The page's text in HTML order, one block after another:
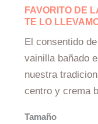
range:
$315.00
$630.00
FAVORITO DE
TE LO
El consentido
vainilla bañado
nuestra
centro y crema
Tamaño
Pastel